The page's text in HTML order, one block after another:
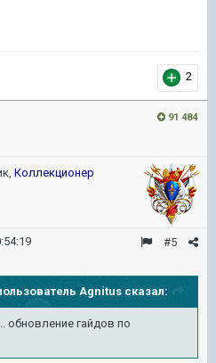
2
91 484
Коллекционер
#5
Agnitus сказал:
обновление гайдов по